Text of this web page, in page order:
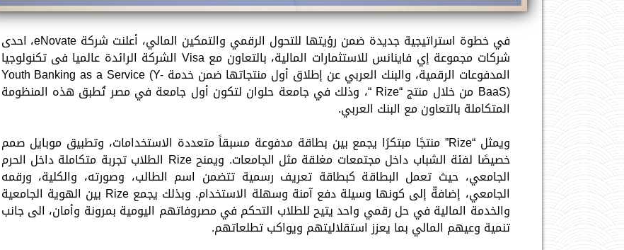
في خطوة استراتيجية جديدة ضمن رؤيتها للتحول الرقمي والتمكين المالي، أعلنت شركة eNovate، احدى
شركات مجموعة إي فاينانس للاستثمارات المالية، بالتعاون مع Visa الشركة الرائدة عالميا فى تكنولوجيا
المدفوعات الرقمية، والبنك العربي عن إطلاق أول منتجاتها ضمن خدمة Youth Banking as a Service (Y-
BaaS) من خلال منتج “Rize “، وذلك في جامعة حلوان لتكون أول جامعة في مصر تُطبق هذه المنظومة
المتكاملة بالتعاون مع البنك العربي.
ويمثل “Rize” منتجًا مبتكرًا يجمع بين بطاقة مدفوعة مسبقاً متعددة الاستخدامات، وتطبيق موبايل صمم
خصيصًا لفئة الشباب داخل مجتمعات مغلقة مثل الجامعات. ويمنح Rize الطلاب تجربة متكاملة داخل الحرم
الجامعي، حيث تعمل البطاقة كبطاقة تعريف رسمية تتضمن اسم الطالب، وصورته، والكلية، ورقمه
الجامعي، إضافةّ إلى كونها وسيلة دفع آمنة وسهلة الاستخدام. وبذلك يجمع Rize بين الهوية الجامعية
والخدمة المالية في حل رقمي واحد يتيح للطلاب التحكم في مصروفاتهم اليومية بمرونة وأمان، الى جانب
تنمية وعيهم المالي بما يعزز استقلاليتهم ويواكب تطلعاتهم.